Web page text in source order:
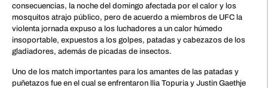
consecuencias, la noche del domingo afectada por el calor y los
mosquitos atrajo público, pero de acuerdo a miembros de UFC la
violenta jornada expuso a los luchadores a un calor húmedo
insoportable, expuestos a los golpes, patadas y cabezazos de los
gladiadores, además de picadas de insectos.
Uno de los match importantes para los amantes de las patadas y
puñetazos fue en el cual se enfrentaron llia Topuria y Justin Gaethje